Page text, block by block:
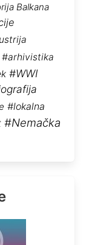
Balkana
#arhivistika
#WWI
#lokalna
#Nemačka